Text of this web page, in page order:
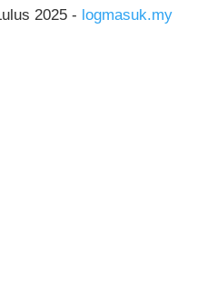
2025 - logmasuk.my